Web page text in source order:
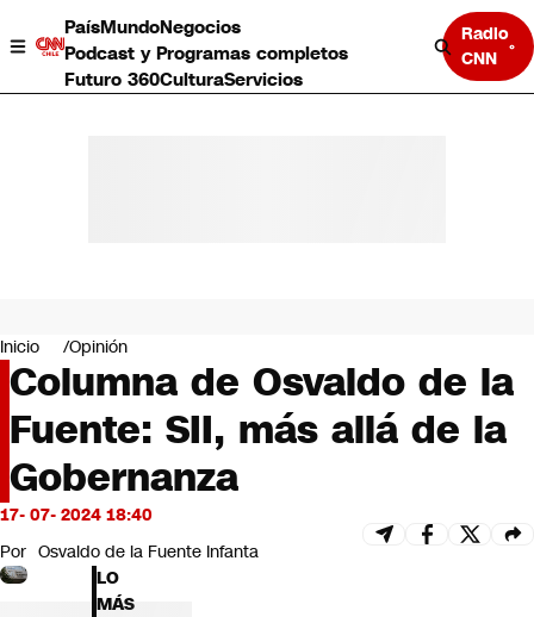
PaísMundoNegocios
Podcast y Programas completos
Futuro 360CulturaServicios
Radio
CNN
Negocios
Deportes
Programas completos
Cultura
Servicios
Bits
CNN tiempo
Futuro 360
Opinión
Inicio Opinión
Columna de Osvaldo de la
Fuente: SII, más allá de la
Gobernanza
17- 07- 2024 18:40
Por Osvaldo de la Fuente Infanta
LO
MÁS